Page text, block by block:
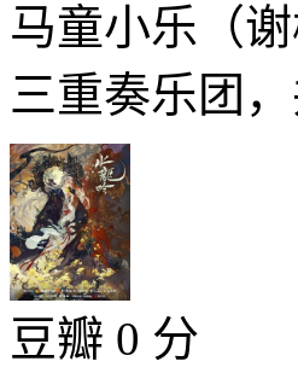
马童小乐（
三重奏乐团
豆瓣 0 分